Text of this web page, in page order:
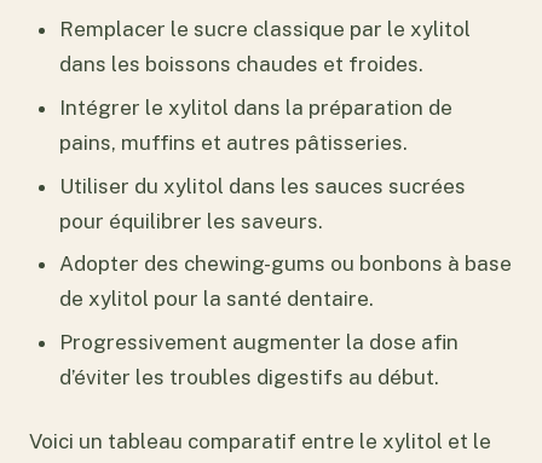
Remplacer le sucre classique par le xylitol
dans les boissons chaudes et froides.
Intégrer le xylitol dans la préparation de
pains, muffins et autres pâtisseries.
Utiliser du xylitol dans les sauces sucrées
pour équilibrer les saveurs.
Adopter des chewing-gums ou bonbons à base
de xylitol pour la santé dentaire.
Progressivement augmenter la dose afin
d’éviter les troubles digestifs au début.
Voici un tableau comparatif entre le xylitol et le